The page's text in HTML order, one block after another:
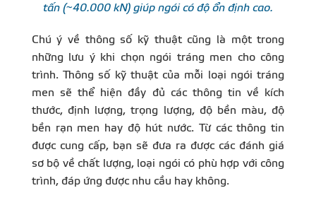
tấn (~40.000 kN) giúp ngói có độ ổn định cao.
Chú ý về thông số kỹ thuật cũng là một trong
những lưu ý khi chọn ngói tráng men cho công
trình. Thông số kỹ thuật của mỗi loại ngói tráng
men sẽ thể hiện đầy đủ các thông tin về kích
thước, định lượng, trọng lượng, độ bền màu, độ
bền rạn men hay độ hút nước. Từ các thông tin
được cung cấp, bạn sẽ đưa ra được các đánh giá
sơ bộ về chất lượng, loại ngói có phù hợp với công
trình, đáp ứng được nhu cầu hay không.